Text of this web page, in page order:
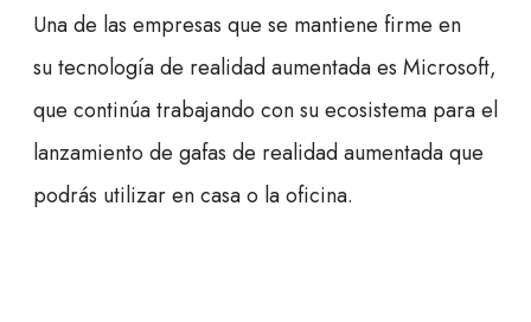
Una de las empresas que se mantiene firme en
su tecnología de realidad aumentada es Microsoft,
que continúa trabajando con su ecosistema para el
lanzamiento de gafas de realidad aumentada que
podrás utilizar en casa o la oficina.